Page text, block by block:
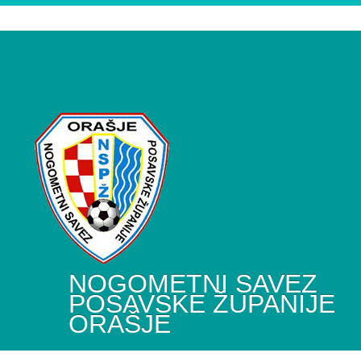
NOGOMETNI SAVEZ
POSAVSKE ŽUPANIJE
ORAŠJE